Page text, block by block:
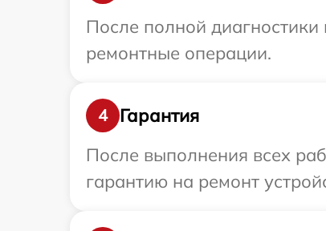
После полной
ремонтные операции.
4
Гарантия
После выполнения всех
гарантию на ремонт